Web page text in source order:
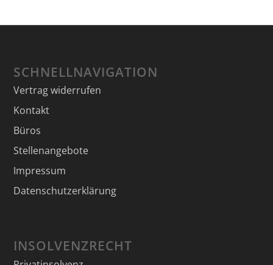
SCHNELLNAVIGATION
Vertrag widerrufen
Kontakt
Büros
Stellenangebote
Impressum
Datenschutzerklärung
INSOLVENZRECHT